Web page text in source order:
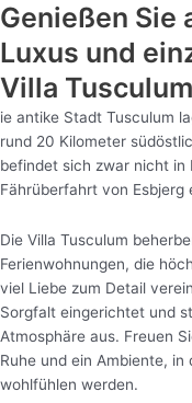
Genießen Sie
Luxus und
Villa
ie antike Stadt Tusculum
rund 20 Kilometer
befindet sich zwar nicht in
Fährüberfahrt von
Die Villa Tusculum
Ferienwohnungen, die
viel Liebe zum Detail
Sorgfalt eingerichtet und
Atmosphäre aus. Freuen
Ruhe und ein Ambiente,
wohlfühlen werden.